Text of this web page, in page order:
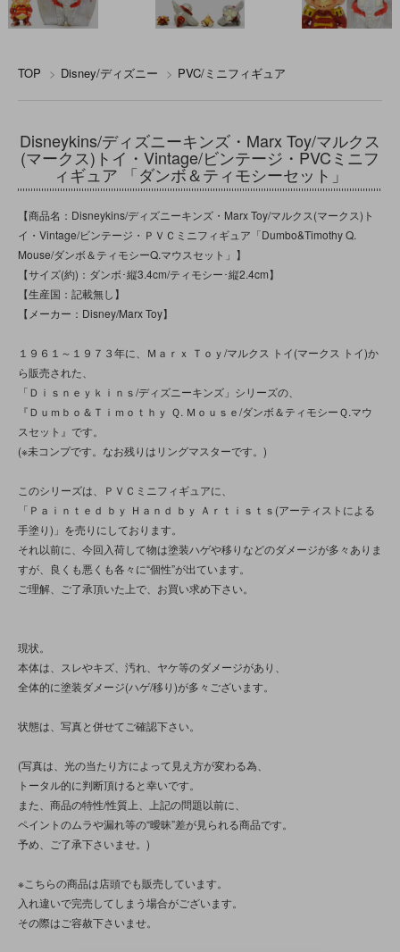
TOP > Disney/ディズニー > PVC/ミニフィギュア
Disneykins/ディズニーキンズ・Marx Toy/マルクス
(マークス)トイ・Vintage/ビンテージ・PVCミニフ
ィギュア 「ダンボ＆ティモシーセット」
【商品名：Disneykins/ディズニーキンズ・Marx Toy/マルクス(マークス)ト
イ・Vintage/ビンテージ・ＰＶＣミニフィギュア「Dumbo&Timothy Q.
Mouse/ダンボ＆ティモシーQ.マウスセット」】
【サイズ(約)：ダンボ･縦3.4cm/ティモシー･縦2.4cm】
【生産国：記載無し】
【メーカー：Disney/Marx Toy】
１９６１～１９７３年に、Ｍａｒｘ Ｔｏｙ/マルクス トイ(マークス トイ)か
ら販売された、
「Ｄｉｓｎｅｙｋｉｎｓ/ディズニーキンズ」シリーズの、
『Ｄｕｍｂｏ＆Ｔｉｍｏｔｈｙ Ｑ. Ｍｏｕｓｅ/ダンボ＆ティモシーＱ.マウ
スセット』です。
(※未コンプです。なお残りはリングマスターです。)
このシリーズは、ＰＶＣミニフィギュアに、
「Ｐａｉｎｔｅｄ ｂｙ Ｈａｎｄ ｂｙ Ａｒｔｉｓｔｓ(アーティストによる
手塗り)」を売りにしております。
それ以前に、今回入荷して物は塗装ハゲや移りなどのダメージが多々ありま
すが、良くも悪くも各々に“個性”が出ています。
ご理解、ご了承頂いた上で、お買い求め下さい。
現状。
本体は、スレやキズ、汚れ、ヤケ等のダメージがあり、
全体的に塗装ダメージ(ハゲ/移り)が多々ございます。
状態は、写真と併せてご確認下さい。
(写真は、光の当たり方によって見え方が変わる為、
トータル的に判断頂けると幸いです。
また、商品の特性/性質上、上記の問題以前に、
ペイントのムラや漏れ等の“曖昧”差が見られる商品です。
予め、ご了承下さいませ。)
※こちらの商品は店頭でも販売しています。
入れ違いで完売してしまう場合がございます。
その際はご容赦下さいませ。